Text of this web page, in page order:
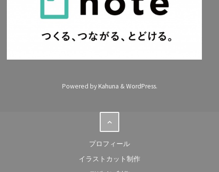
Powered byKahuna &WordPress.
プロフィール
イラストカット制作